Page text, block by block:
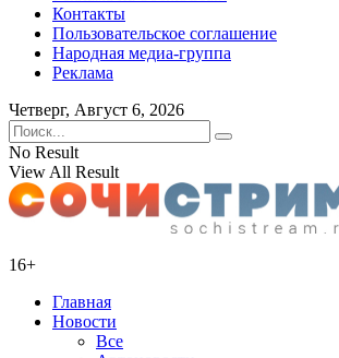
Контакты
Пользовательское соглашение
Народная медиа-группа
Реклама
Четверг, Август 6, 2026
No Result
View All Result
16+
Главная
Новости
Все